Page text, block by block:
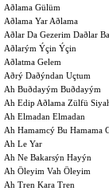
Aðlama Gülüm
Aðlama Yar Aðlama
Aðlar Da Gezerim Daðlar
Aðlarým Ýçin Ýçin
Aðlatma Gelem
Aðrý Daðýndan Uçtum
Ah Buðdayým Buðdayým
Ah Edip Aðlama Zülfü
Ah Elmadan Elmadan
Ah Hamamcý Bu Hamama
Ah Le Yar
Ah Ne Bakarsýn Hayýn
Ah Öleyim Vah Öleyim
Ah Tren Kara Tren